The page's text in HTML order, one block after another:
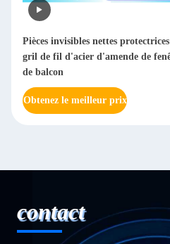
Pièces invisibles nettes
gril de fil d'acier d'amende de
de balcon
Obtenez le meilleur prix
contact